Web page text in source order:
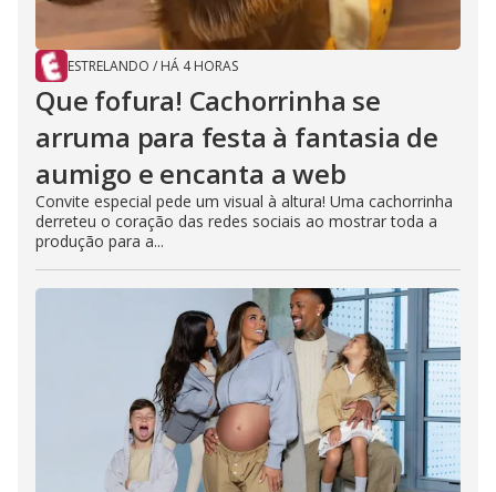
ESTRELANDO / HÁ 4 HORAS
Que fofura! Cachorrinha se
arruma para festa à fantasia de
aumigo e encanta a web
Convite especial pede um visual à altura! Uma cachorrinha
derreteu o coração das redes sociais ao mostrar toda a
produção para a...